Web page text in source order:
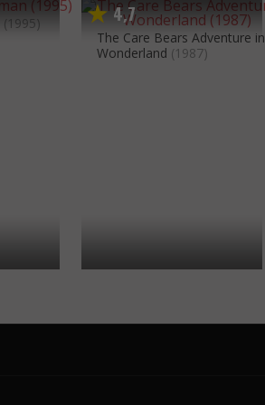
(1995) 4,7
The Care Bears Adventure in
Wonderland (1987)